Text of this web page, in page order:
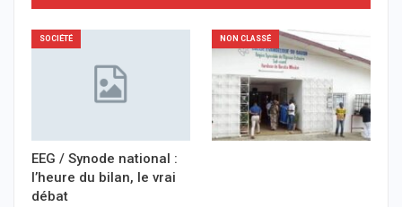
SOCIÉTÉ
EEG / Synode national :
l’heure du bilan, le vrai
débat
NON CLASSÉ